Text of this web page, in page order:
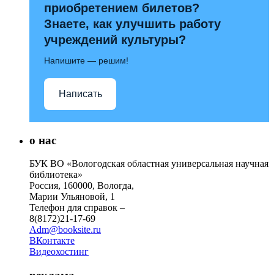
приобретением билетов?
Знаете, как улучшить работу
учреждений культуры?
Напишите — решим!
Написать
о нас
БУК ВО «Вологодская областная универсальная научная
библиотека»
Россия, 160000, Вологда,
Марии Ульяновой, 1
Телефон для справок –
8(8172)21-17-69
Adm@booksite.ru
ВКонтакте
Видеохостинг